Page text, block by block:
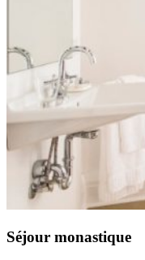
Séjour monastique